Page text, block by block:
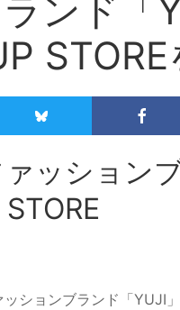
ンド「
STORE
ッション
ションブランド「YUJI